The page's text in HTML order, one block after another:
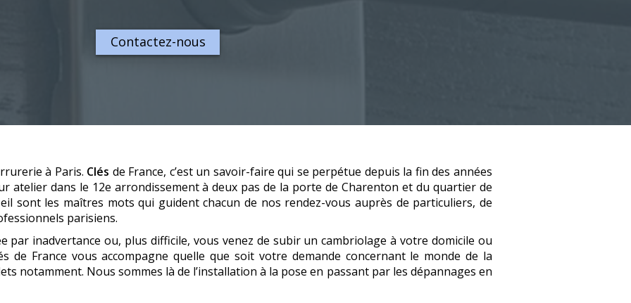
Contactez-nous
à Paris. Clés de France, c’est un savoir-faire qui se perpétue depuis la fin des années
atelier dans le 12e arrondissement à deux pas de la porte de Charenton et du quartier de
sont les maîtres mots qui guident chacun de nos rendez-vous auprès de particuliers, de
parisiens.
par inadvertance ou, plus difficile, vous venez de subir un cambriolage à votre domicile ou
de France vous accompagne quelle que soit votre demande concernant le monde de la
notamment. Nous sommes là de l’installation à la pose en passant par les dépannages en